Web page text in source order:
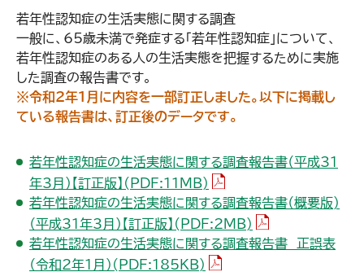
若年性認知症の生活実態に関する調査
一般に、65歳未満で発症する「若年性認知症」について、
若年性認知症のある人の生活実態を把握するために実施
した調査の報告書です。
※令和2年1月に内容を一部訂正しました。以下に掲載し
ている報告書は、訂正後のデータです。
若年性認知症の生活実態に関する調査報告書（平成31
年3月）【訂正版】(PDF:11MB) （PDFファイル）
若年性認知症の生活実態に関する調査報告書（概要版)
（平成31年3月）【訂正版】(PDF:2MB) （PDFファイル）
若年性認知症の生活実態に関する調査報告書 正誤表
（令和2年1月）(PDF:185KB) （PDFファイル）